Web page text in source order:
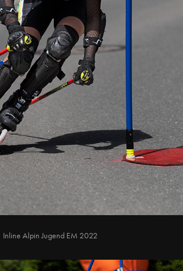
Inline Alpin Jugend EM 2022